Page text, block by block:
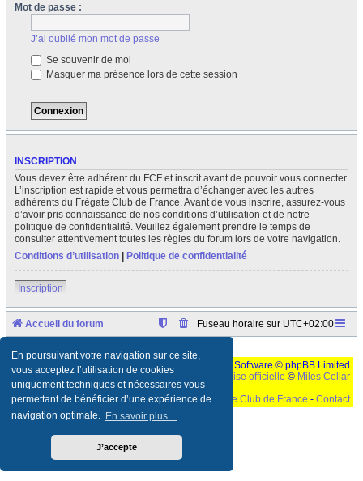
En poursuivant votre navigation sur ce site,
vous acceptez l’utilisation de cookies
uniquement techniques et nécessaires vous
permettant de bénéficier d’une expérience de
navigation optimale. En savoir plus…
J’accepte
Mot de passe :
J’ai oublié mon mot de passe
Se souvenir de moi
Masquer ma présence lors de cette session
INSCRIPTION
Vous devez être adhérent du FCF et inscrit avant de pouvoir vous connecter.
L’inscription est rapide et vous permettra d’échanger avec les autres
adhérents du Frégate Club de France. Avant de vous inscrire, assurez-vous
d’avoir pris connaissance de nos conditions d’utilisation et de notre
politique de confidentialité. Veuillez également prendre le temps de
consulter attentivement toutes les règles du forum lors de votre navigation.
Conditions d’utilisation
Politique de confidentialité
Inscription
Accueil du forum Fuseau horaire sur UTC+02:00
Développé parphpBB
® Forum Software © phpBB Limited
Traduction française officielle © Miles Cellar
©Le Frégate Club de France - Contact
Ceci est un texte de remplissage qui n'a pour but que forcer l'elargissement de la div page...
parametres d'affichage pas defaut de votre navigateur" faut bien trouver des paliatifs !